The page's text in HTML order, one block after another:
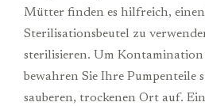
Mütter finden es hilfreich,
Sterilisationsbeutel zu
sterilisieren. Um Kontamination
bewahren Sie Ihre Pumpenteile
sauberen, trockenen Ort auf.